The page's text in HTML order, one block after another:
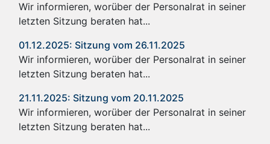
Wir informieren, worüber der Personalrat in seiner
letzten Sitzung beraten hat...
01.12.2025: Sitzung vom 26.11.2025
Wir informieren, worüber der Personalrat in seiner
letzten Sitzung beraten hat...
21.11.2025: Sitzung vom 20.11.2025
Wir informieren, worüber der Personalrat in seiner
letzten Sitzung beraten hat...